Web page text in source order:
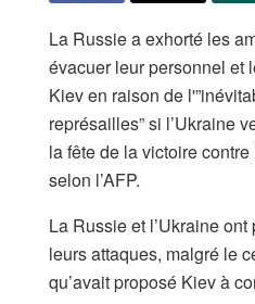
La Russie a exhorté les
évacuer leur personnel et
Kiev en raison de
représailles” si l’Ukraine
la fête de la victoire contre
selon l’AFP.
La Russie et l’Ukraine
leurs attaques, malgré le
qu’avait proposé Kiev à